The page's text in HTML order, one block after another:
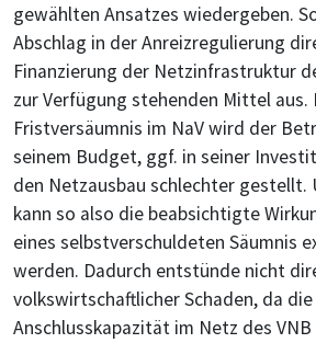
gewählten Ansatzes wiedergeben.
Abschlag in der Anreizregulierung
Finanzierung der Netzinfrastruktur
zur Verfügung stehenden Mittel aus.
Fristversäumnis im NaV wird der
seinem Budget, ggf. in seiner
den Netzausbau schlechter gestellt.
kann so also die beabsichtigte
eines selbstverschuldeten Säumnis
werden. Dadurch entstünde nicht
volkswirtschaftlicher Schaden, da
Anschlusskapazität im Netz des